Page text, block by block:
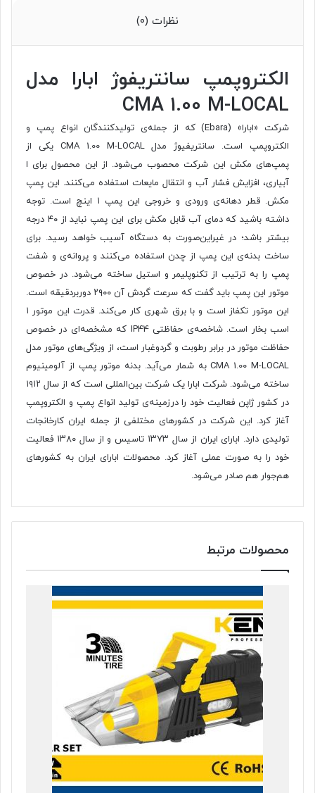
نظرات (۰)
الکتروپمپ سانتریفوژ ابارا مدل
CMA 1.00 M-LOCAL
شرکت «ابارا» (Ebara) که از جمله‌ی تولیدکنندگان انواع پمپ و
الکتروپمپ است. سانتریفیوژ مدل CMA 1.00 M-LOCAL یکی از
پمپ‌های مکش این شرکت محصوب می‌شود. از این محصول برای ا
آبیاری، افزایش فشار آب و انتقال مایعات استفاده می‌کنند. این پمپ
مکش. قطر دهانه‌ی ورودی و خروجی این پمپ ۱ اینچ است. توجه
داشته باشید که دمای آب قابل مکش برای این پمپ نباید از ۴۰ درجه
بیشتر باشد؛ در غیر‌این‌صورت به دستگاه آسیب خواهد رسید. برای
ساخت بدنه‌ی این پمپ از چدن استفاده می‌‌کنند و پروانه‌ی و شفت
پمپ را به ترتیب از تکنوپلیمر و استیل ساخته می‌شود. در خصوص
موتور این پمپ باید گفت که سرعت گردش آن ۲۹۰۰ دوربردقیقه است.
این موتور تکفاز است و با برق شهری کار می‌کند. قدرت این موتور ۱
اسب بخار است. شاخصه‌ی حفاظتی IP44 که مشخصه‌ای در خصوص
حفاظت موتور در برابر رطوبت و گردوغبار است، از ویژگی‌های موتور مدل
CMA 1.00 M-LOCAL به شمار می‌آید. بدنه موتور پمپ از آلومینیوم
ساخته می‌شود. شرکت ابارا یک شرکت بین‌المللی است که از سال ۱۹۱۲
در کشور ژاپن فعالیت خود را درزمینه‌ی تولید انواع پمپ و الکتروپمپ
آغاز کرد. این شرکت در کشورهای مختلفی از جمله ایران کارخانجات
تولیدی دارد. ابارای ایران از سال ۱۳۷۳ تاسیس و از سال ۱۳۸۰ فعالیت
خود را به صورت عملی آغاز کرد. محصولات ابارای ایران به کشورهای
هم‌جوار هم صادر می‌شود.
محصولات مرتبط